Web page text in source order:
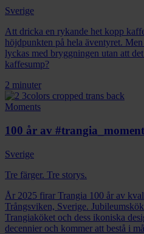
Sverige
Att dricka en rykande het kopp
höjdpunkten på hela äventyret.
lyckas med bryggningen utan att
kaffesump?
2 minuter
Moments
100 år av #trangia_moment
Sverige
Tre färger. Tre storys.
År 2025 firar Trangia 100 år av
Trångsviken, Sverige.
Trangiaköket och dess ikoniska
decennier och kommer att bestå i